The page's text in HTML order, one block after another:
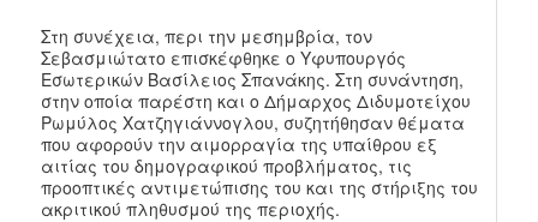
Στη συνέχεια, περι την μεσημβρία, τον
Σεβασμιώτατο επισκέφθηκε ο Υφυπουργός
Εσωτερικών Βασίλειος Σπανάκης. Στη συνάντηση,
στην οποία παρέστη και ο Δήμαρχος Διδυμοτείχου
Ρωμύλος Χατζηγιάννογλου, συζητήθησαν θέματα
που αφορούν την αιμορραγία της υπαίθρου εξ
αιτίας του δημογραφικού προβλήματος, τις
προοπτικές αντιμετώπισης του και της στήριξης του
ακριτικού πληθυσμού της περιοχής.